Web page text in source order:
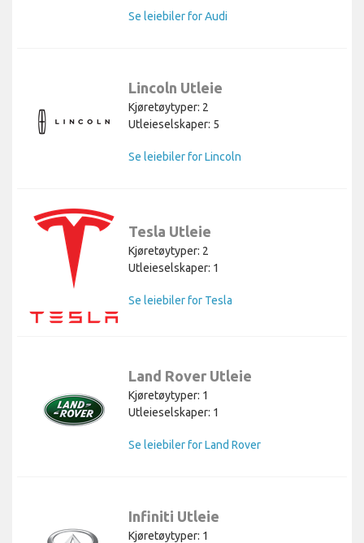
Se leiebiler for Audi
Lincoln Utleie
Kjøretøytyper: 2
Utleieselskaper: 5
Se leiebiler for Lincoln
Tesla Utleie
Kjøretøytyper: 2
Utleieselskaper: 1
Se leiebiler for Tesla
Land Rover Utleie
Kjøretøytyper: 1
Utleieselskaper: 1
Se leiebiler for Land Rover
Infiniti Utleie
Kjøretøytyper: 1